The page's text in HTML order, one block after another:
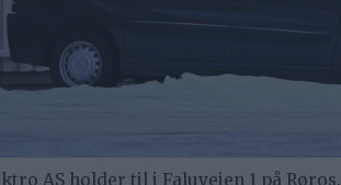
AS holder til i Faluveien 1 på